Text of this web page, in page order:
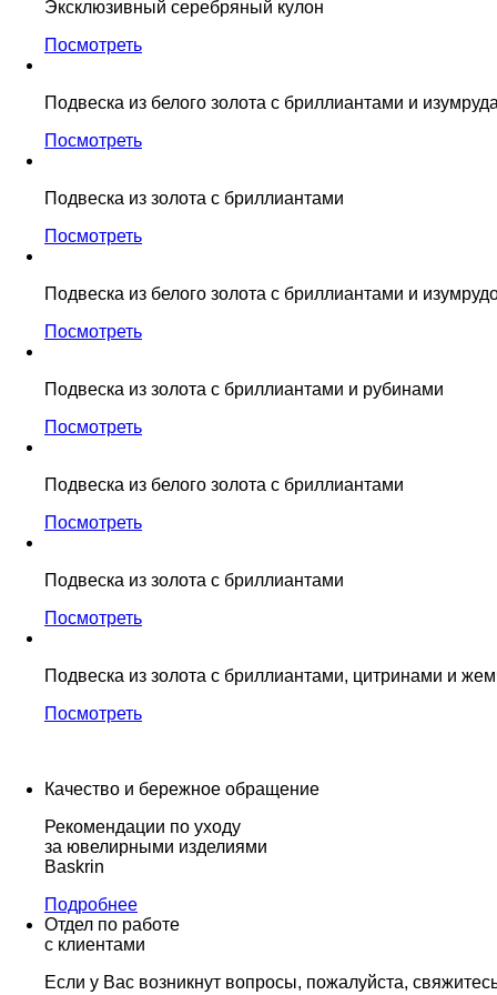
Эксклюзивный серебряный кулон
Посмотреть
Подвеска из белого золота с бриллиантами и
Посмотреть
Подвеска из золота с бриллиантами
Посмотреть
Подвеска из белого золота с бриллиантами и
Посмотреть
Подвеска из золота с бриллиантами и рубинами
Посмотреть
Подвеска из белого золота с бриллиантами
Посмотреть
Подвеска из золота с бриллиантами
Посмотреть
Подвеска из золота с бриллиантами, цитринами и
Посмотреть
Качество и бережное обращение
Рекомендации по уходу
за ювелирными изделиями
Baskrin
Подробнее
Отдел по работе
с клиентами
Если у Вас возникнут вопросы, пожалуйста,